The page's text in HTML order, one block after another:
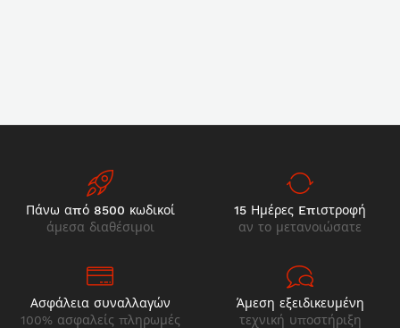
Πάνω από 8500 κωδικοί
άμεσα διαθέσιμοι
15 Ημέρες Eπιστροφή
αν το μετανοιώσατε
Ασφάλεια συναλλαγών
100% ασφαλείς πληρωμές
Άμεση εξειδικευμένη
τεχνική υποστήριξη